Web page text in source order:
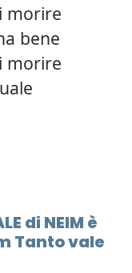
morire
bene
morire
di NEIM è
Tanto vale